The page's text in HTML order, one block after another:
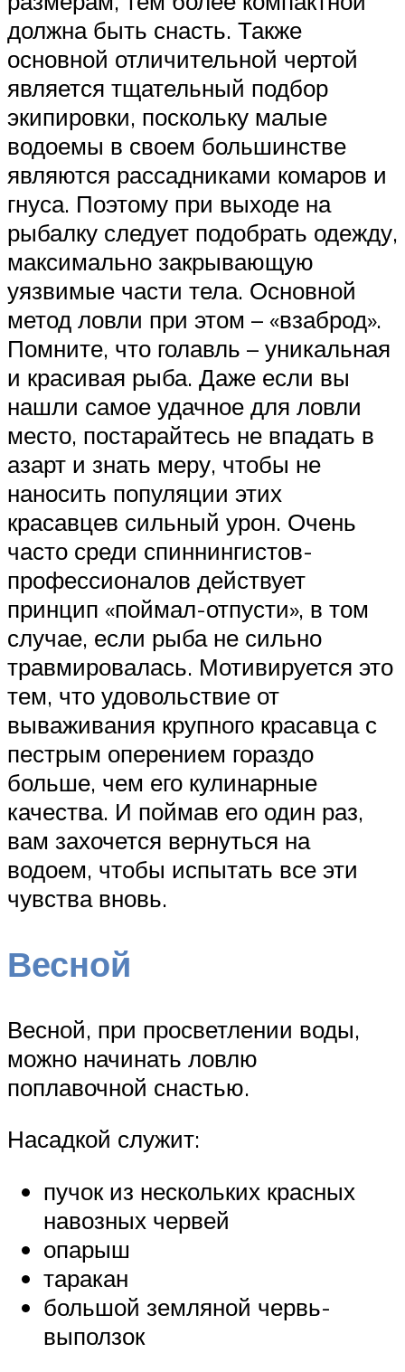
должна быть снасть. Также
основной отличительной чертой
является тщательный подбор
экипировки, поскольку малые
водоемы в своем большинстве
являются рассадниками комаров и
гнуса. Поэтому при выходе на
рыбалку следует подобрать одежду,
максимально закрывающую
уязвимые части тела. Основной
метод ловли при этом – «взаброд».
Помните, что голавль – уникальная
и красивая рыба. Даже если вы
нашли самое удачное для ловли
место, постарайтесь не впадать в
азарт и знать меру, чтобы не
наносить популяции этих
красавцев сильный урон. Очень
часто среди спиннингистов-
профессионалов действует
принцип «поймал-отпусти», в том
случае, если рыба не сильно
травмировалась. Мотивируется это
тем, что удовольствие от
вываживания крупного красавца с
пестрым оперением гораздо
больше, чем его кулинарные
качества. И поймав его один раз,
вам захочется вернуться на
водоем, чтобы испытать все эти
чувства вновь.
Весной
Весной, при просветлении воды,
можно начинать ловлю
поплавочной снастью.
Насадкой служит:
пучок из нескольких красных
навозных червей
опарыш
таракан
большой земляной червь-
выползок